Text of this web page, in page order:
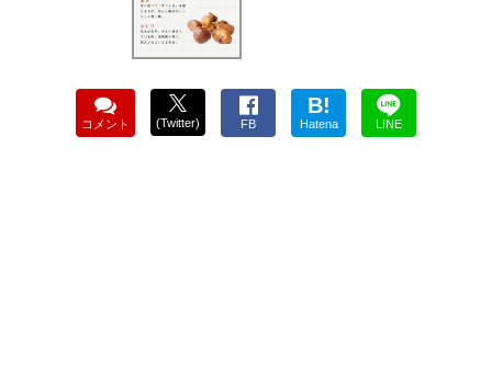
コメント (Twitter) FB
B!
Hatena LINE